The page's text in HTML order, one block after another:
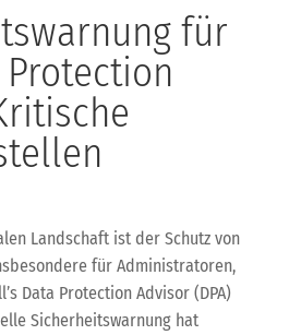
für
Landschaft ist der Schutz von
für Administratoren,
Data Protection Advisor (DPA)
Sicherheitswarnung hat